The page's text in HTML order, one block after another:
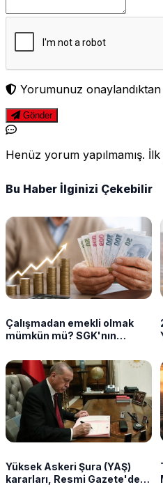
Yorumunuz
Gönder
Henüz yorum yapılmamış.
Bu Haber İlginizi Çekebilir
Çalışmadan emekli olmak
mümkün mü? SGK'nın
Yüksek Askeri Şura (YAŞ)
kararları, Resmi Gazete'de!